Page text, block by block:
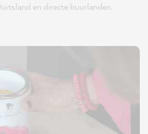
en directe buurlanden.